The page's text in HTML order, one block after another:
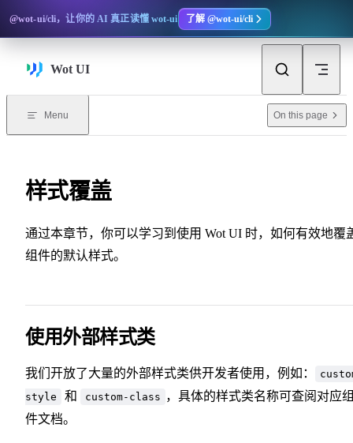
@wot-ui/cli，让你的 AI 真正读懂 wot-ui 了解 @wot-ui/cli
Skip to content
Wot UI
Menu On this page
样式覆盖
通过本章节，你可以学习到使用 Wot UI 时，如何有效地覆
组件的默认样式。
使用外部样式类
我们开放了大量的外部样式类供开发者使用，例如：
style
和 custom-class ，具体的样式类名称可查阅对应
件文档。